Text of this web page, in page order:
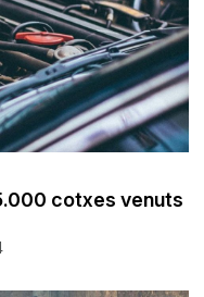
cotxes venuts